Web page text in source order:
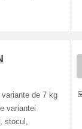
de 7 kg
variantei
stocul,